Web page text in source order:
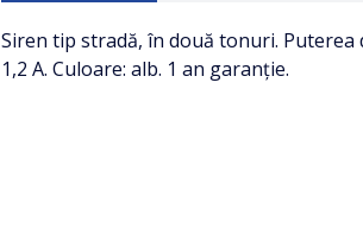
Siren tip stradă, în două tonuri. Puterea
1,2 A. Culoare: alb. 1 an garanție.